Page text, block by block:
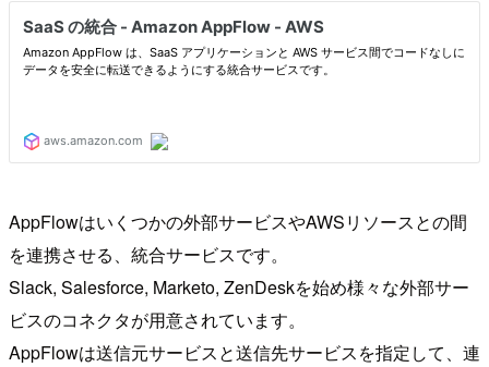
AppFlowはいくつかの外部サービスやAWSリソースとの間
を連携させる、統合サービスです。
Slack, Salesforce, Marketo, ZenDeskを始め様々な外部サー
ビスのコネクタが用意されています。
AppFlowは送信元サービスと送信先サービスを指定して、連